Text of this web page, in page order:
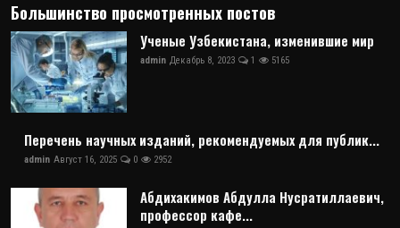
Большинство просмотренных постов
Ученые Узбекистана, изменившие мир
admin Декабрь 8, 2023 1 5165
Перечень научных изданий, рекомендуемых для публик...
admin Август 16, 2025 0 2952
Абдихакимов Абдулла Нусратиллаевич,
профессор кафе...